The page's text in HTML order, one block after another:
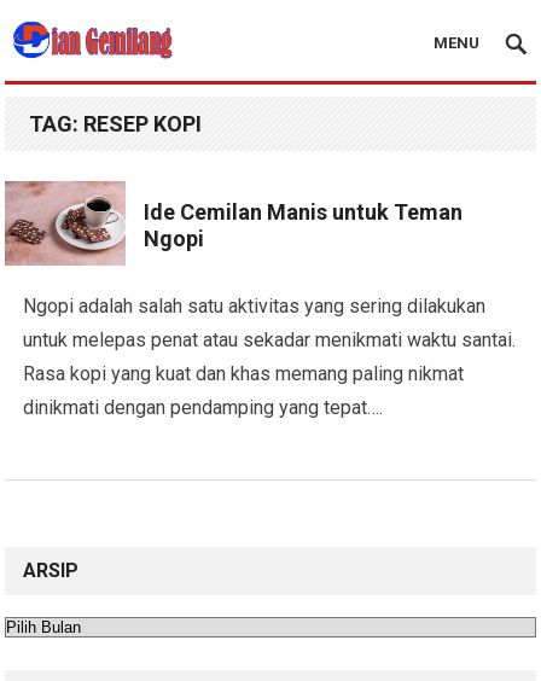
Blog Dian Gemilang
MENU
TAG: RESEP KOPI
Ide Cemilan Manis untuk Teman
Ngopi
Ngopi adalah salah satu aktivitas yang sering dilakukan
untuk melepas penat atau sekadar menikmati waktu santai.
Rasa kopi yang kuat dan khas memang paling nikmat
dinikmati dengan pendamping yang tepat….
ARSIP
Arsip